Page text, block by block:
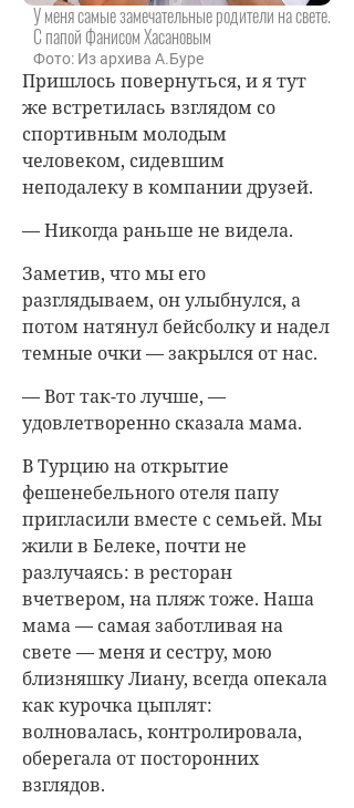
У меня самые замечательные родители на свете.
С папой Фанисом Хасановым
Фото: Из архива А.Буре
Пришлось повернуться, и я тут
же встретилась взглядом со
спортивным молодым
человеком, сидевшим
неподалеку в компании друзей.
— Никогда раньше не видела.
Заметив, что мы его
разглядываем, он улыбнулся, а
потом натянул бейсболку и надел
темные очки — закрылся от нас.
— Вот так-то лучше, —
удовлетворенно сказала мама.
В Турцию на открытие
фешенебельного отеля папу
пригласили вместе с семьей. Мы
жили в Белеке, почти не
разлучаясь: в ресторан
вчетвером, на пляж тоже. Наша
мама — самая заботливая на
свете — меня и сестру, мою
близняшку Лиану, всегда опекала
как курочка цыплят:
волновалась, контролировала,
оберегала от посторонних
взглядов.